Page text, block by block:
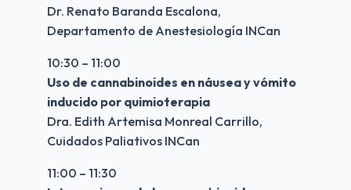
Dr. Renato Baranda Escalona,
Departamento de Anestesiología INCan
10:30 – 11:00
Uso de cannabinoides en náusea y vómito
inducido por quimioterapia
Dra. Edith Artemisa Monreal Carrillo,
Cuidados Paliativos INCan
11:00 – 11:30